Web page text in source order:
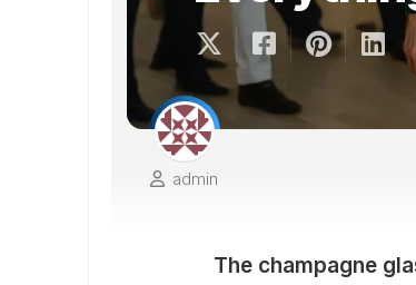
admin
The champagne